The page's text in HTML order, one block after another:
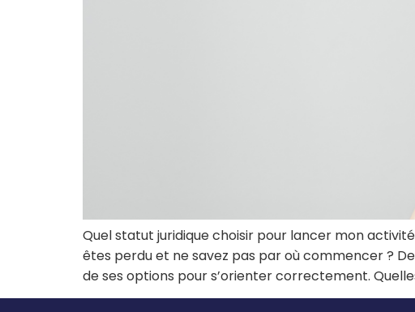
Quel statut juridique choisir pour lancer mon
êtes perdu et ne savez pas par où commencer ?
de ses options pour s’orienter correctement.